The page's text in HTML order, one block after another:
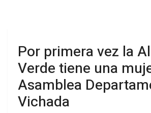
Por primera vez la
Verde tiene una
Asamblea
Vichada